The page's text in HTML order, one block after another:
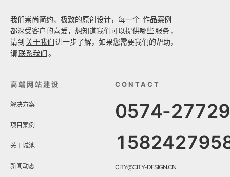
我们崇尚简约、极致的原创设计，每一个 作品案例
都深受客户的喜爱，想知道我们可以提供哪些服务 ，
请到 关于我们进一步了解，如果您需要我们的帮助，
请联系我们。
高端网站建设
解决方案
项目案例
关于城池
新闻动态
CONTACT
0574-
CITY@CITY-DESIGN.CN